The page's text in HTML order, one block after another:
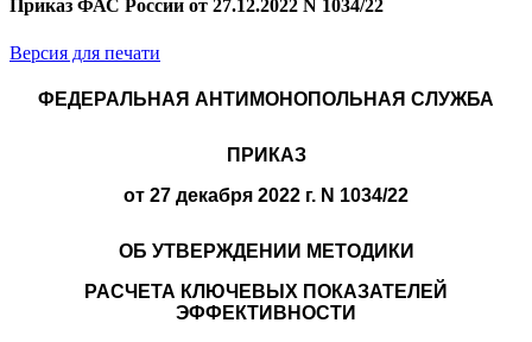
Приказ ФАС России от 27.12.2022 N 1034/22
Версия для печати
ФЕДЕРАЛЬНАЯ АНТИМОНОПОЛЬНАЯ СЛУЖБА
ПРИКАЗ
от 27 декабря 2022 г. N 1034/22
ОБ УТВЕРЖДЕНИИ МЕТОДИКИ
РАСЧЕТА КЛЮЧЕВЫХ ПОКАЗАТЕЛЕЙ
ЭФФЕКТИВНОСТИ